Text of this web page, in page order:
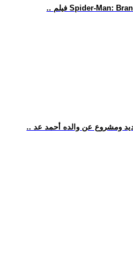
ومشروع عن والده أحمد عد